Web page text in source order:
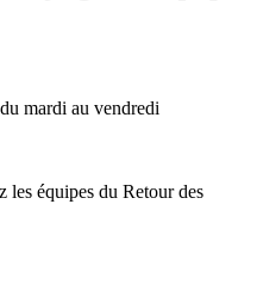
mardi au vendredi